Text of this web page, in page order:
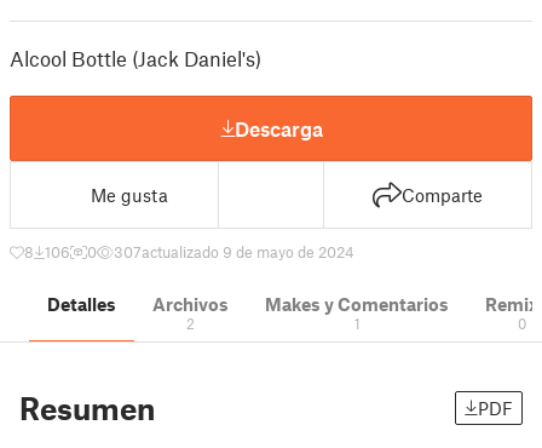
Alcool Bottle (Jack Daniel's)
Descarga
Me gusta Comparte
8 106 0 307actualizado 9 de mayo de 2024
Detalles Archivos
2
Makes y Comentarios
1 0
Resumen PDF